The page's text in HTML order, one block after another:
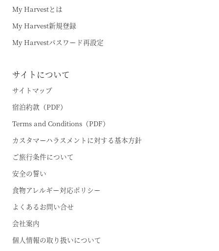
My Harvestとは
My Harvest新規登録
My Harvestパスワード再設定
サイトについて
サイトマップ
宿泊約款（PDF）
Terms and Conditions（PDF）
カスタマーハラスメントに対する基本方針
ご旅行条件について
安全の誓い
食物アレルギー対応ポリシー
よくあるお問い合せ
会社案内
個人情報の取り扱いについて